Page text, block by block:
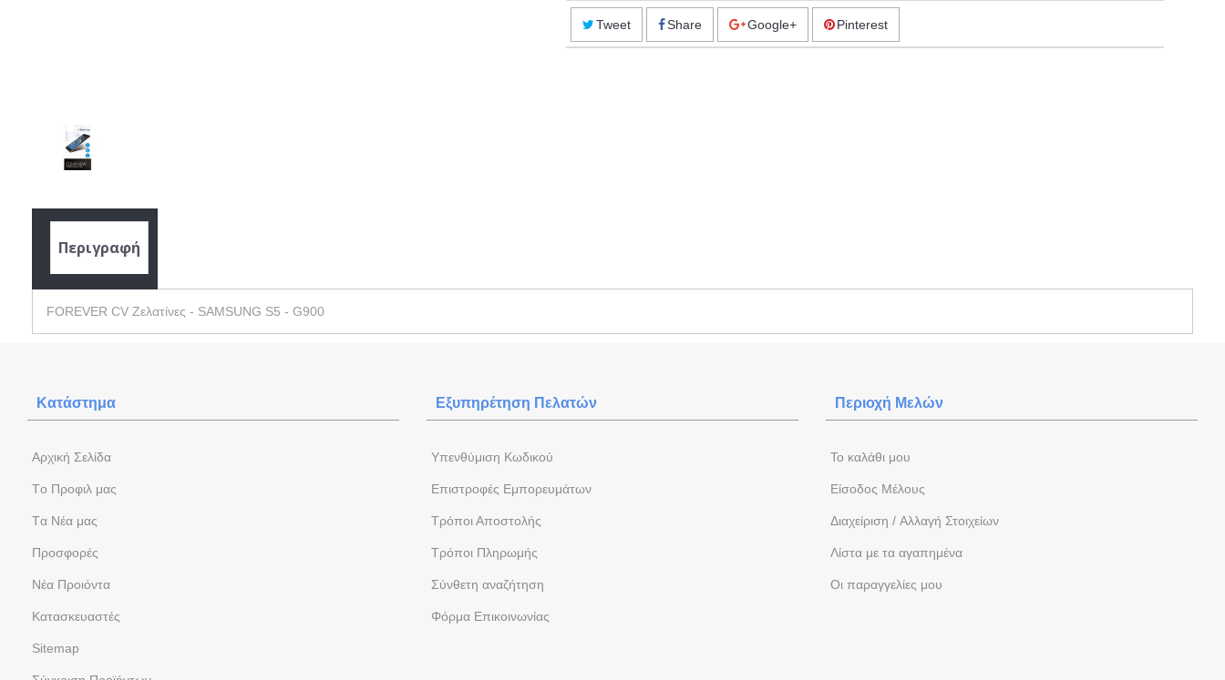
Tweet Share Google+ Pinterest
Περιγραφή
FOREVER CV Ζελατίνες - SAMSUNG S5 - G900
Κατάστημα
Aρχική Σελίδα
Tο Προφιλ μας
Tα Νέα μας
Προσφορές
Νέα Προιόντα
Kατασκευαστές
Sitemap
Εξυπηρέτηση Πελατών
Yπενθύμιση Κωδικού
Επιστροφές Εμπορευμάτων
Τρόποι Αποστολής
Τρόποι Πληρωμής
Σύνθετη αναζήτηση
Φόρμα Eπικοινωνίας
Περιοχή Mελών
To καλάθι μου
Eίσοδος Μέλους
Διαχείριση / Aλλαγή Στοιχείων
Λίστα με τα αγαπημένα
Oι παραγγελίες μου